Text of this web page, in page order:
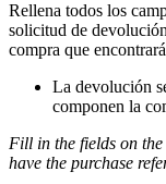
Rellena todos los
solicitud de
compra que
La devolución
componen la
Fill in the fields on
have the purchase